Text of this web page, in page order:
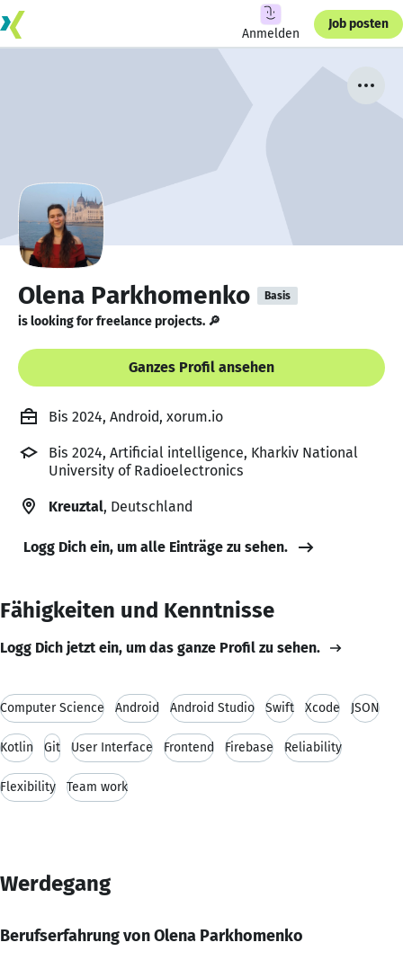
Anmelden
Job posten
Olena Parkhomenko Basis
is looking for freelance projects. 🔎
Ganzes Profil ansehen
Bis 2024, Android, xorum.io
Bis 2024, Artificial intelligence, Kharkiv National
University of Radioelectronics
Kreuztal, Deutschland
Logg Dich ein, um alle Einträge zu sehen.
Fähigkeiten und Kenntnisse
Logg Dich jetzt ein, um das ganze Profil zu sehen.
Computer Science Android Android Studio Swift Xcode JSON
Kotlin Git User Interface Frontend Firebase Reliability
Flexibility Team work
Werdegang
Berufserfahrung von Olena Parkhomenko